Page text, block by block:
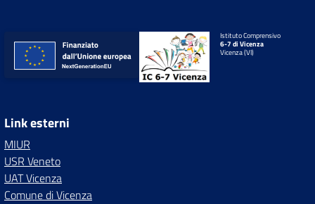
Istituto Comprensivo
6-7 di Vicenza
Vicenza (VI)
Link esterni
MIUR
USR Veneto
UAT Vicenza
Comune di Vicenza